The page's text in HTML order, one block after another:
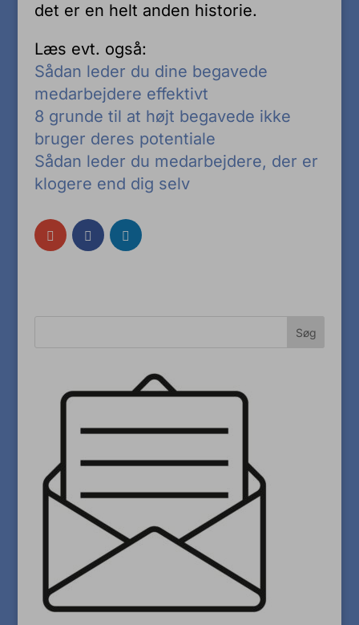
det er en helt anden historie.
Læs evt. også:
Sådan leder du dine begavede
medarbejdere effektivt
8 grunde til at højt begavede ikke
bruger deres potentiale
Sådan leder du medarbejdere, der er
klogere end dig selv